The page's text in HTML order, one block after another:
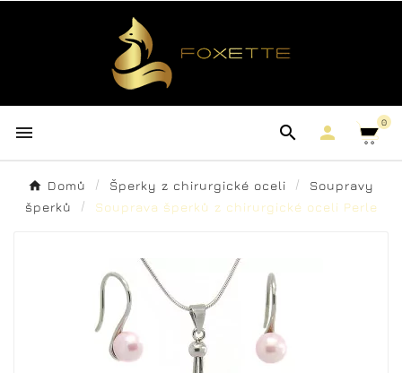
   0
Domů Šperky z chirurgické oceli
Soupravy
šperků
Souprava šperků z chirurgické oceli Perle